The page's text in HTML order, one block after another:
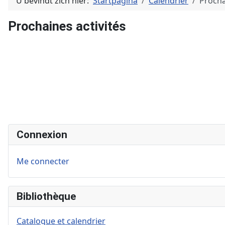
Prochaines activités
Connexion
Me connecter
Bibliothèque
Catalogue et calendrier